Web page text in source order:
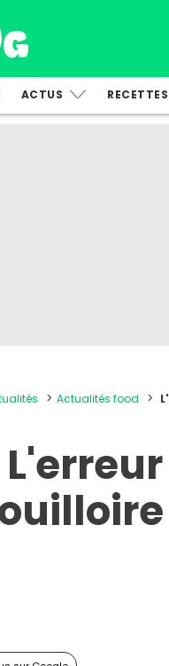
ACTUS RECETTES
Actualités food